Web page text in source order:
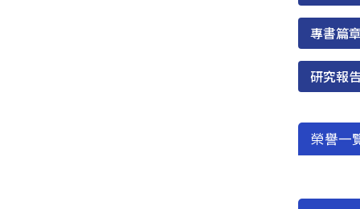
專書篇章
研究報
榮譽一